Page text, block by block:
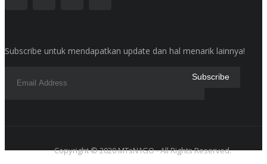
Subscribe untuk mendapatkan update dan hal menarik lainnya!
Copyright © 2020 MTsN1GO - All Rights Reserved.